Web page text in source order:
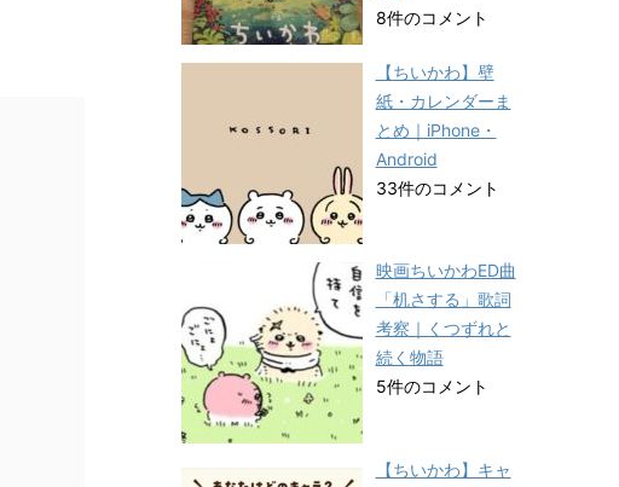
8件のコメント
【ちいかわ】壁
紙・カレンダーま
とめ｜iPhone・
Android
33件のコメント
映画ちいかわED曲
「机さする」歌詞
考察｜くつずれと
続く物語
5件のコメント
【ちいかわ】キャ